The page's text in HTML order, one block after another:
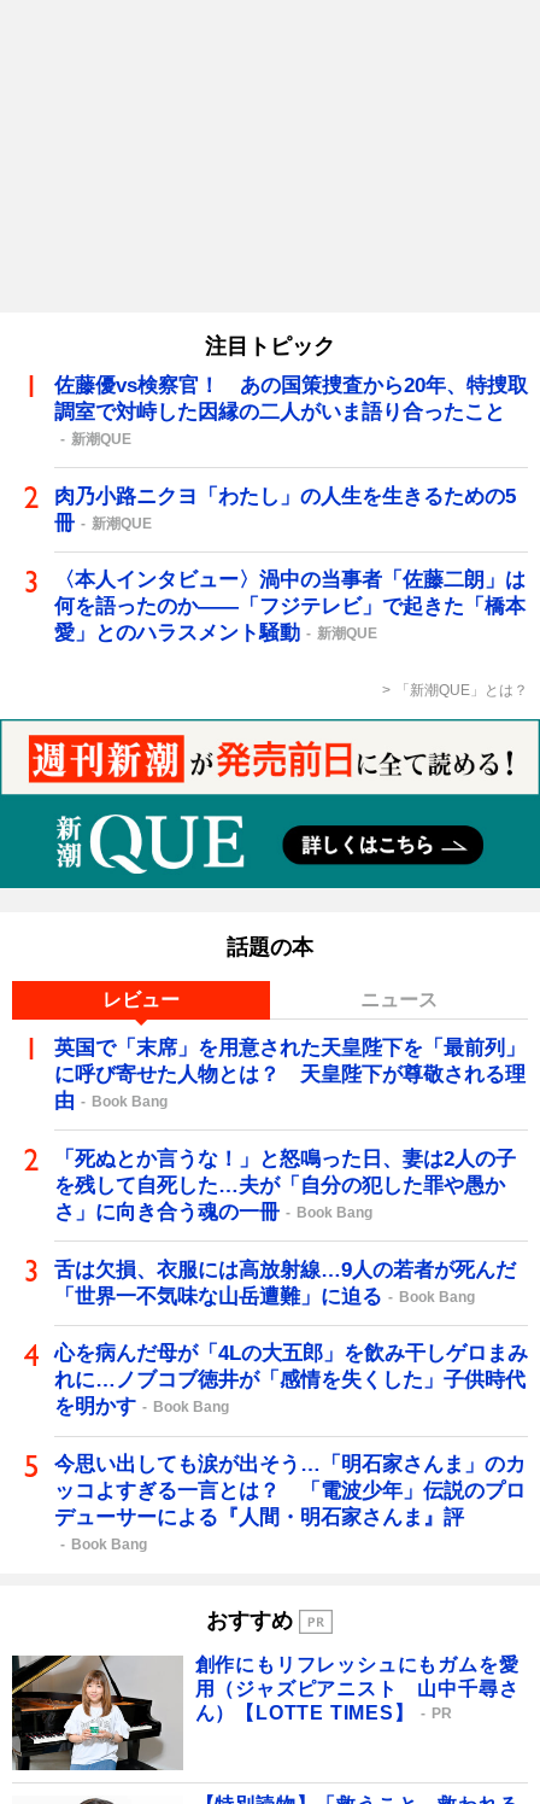
注目トピック
佐藤優vs検察官！ あの国策捜査から20年、特捜取
調室で対峙した因縁の二人がいま語り合ったこと
新潮QUE
肉乃小路ニクヨ「わたし」の人生を生きるための5
冊
新潮QUE
〈本人インタビュー〉渦中の当事者「佐藤二朗」は
何を語ったのか――「フジテレビ」で起きた「橋本
愛」とのハラスメント騒動
新潮QUE
「新潮QUE」とは？
話題の本
レビュー ニュース
英国で「末席」を用意された天皇陛下を「最前列」
に呼び寄せた人物とは？ 天皇陛下が尊敬される理
由
Book Bang
「死ぬとか言うな！」と怒鳴った日、妻は2人の子
を残して自死した…夫が「自分の犯した罪や愚か
さ」に向き合う魂の一冊
Book Bang
舌は欠損、衣服には高放射線…9人の若者が死んだ
「世界一不気味な山岳遭難」に迫る
Book Bang
心を病んだ母が「4Lの大五郎」を飲み干しゲロまみ
れに…ノブコブ徳井が「感情を失くした」子供時代
を明かす
Book Bang
今思い出しても涙が出そう…「明石家さんま」のカ
ッコよすぎる一言とは？ 「電波少年」伝説のプロ
デューサーによる『人間・明石家さんま』評
Book Bang
おすすめ
創作にもリフレッシュにもガムを愛
用（ジャズピアニスト 山中千尋さ
ん）【LOTTE TIMES】
PR